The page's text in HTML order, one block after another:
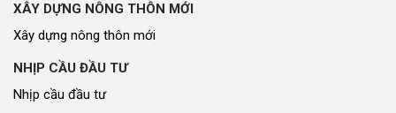
XÂY DỰNG NÔNG THÔN MỚI
Xây dựng nông thôn mới
NHỊP CẦU ĐẦU TƯ
Nhịp cầu đầu tư